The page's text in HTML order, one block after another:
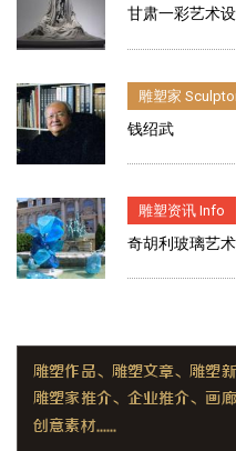
甘肃一彩艺术
雕塑家
钱绍武
雕塑资讯 Info
奇胡利玻璃艺